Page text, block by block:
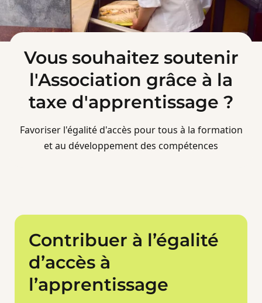
Vous souhaitez soutenir
l'Association grâce à la
taxe d'apprentissage ?
Favoriser l'égalité d'accès pour tous à la formation
et au développement des compétences
Contribuer à l’égalité
d’accès à
l’apprentissage